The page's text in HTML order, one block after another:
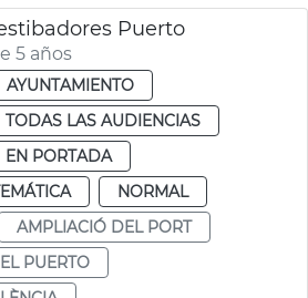
Puerto
5 años
AYUNTAMIENTO
TODAS LAS AUDIENCIAS
EN PORTADA
NORMAL
AMPLIACIÓ DEL PORT
PUERTO